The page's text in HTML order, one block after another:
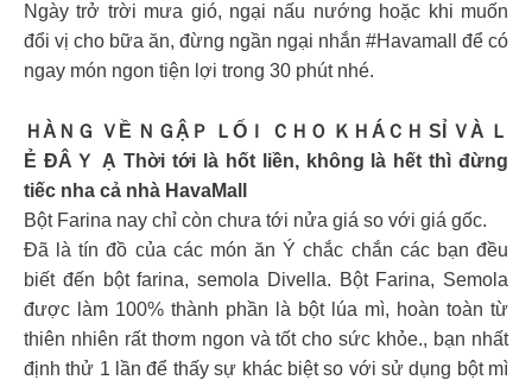
Ngày trở trời mưa gió, ngại nấu nướng hoặc khi muốn
đổi vị cho bữa ăn, đừng ngần ngại nhắn #Havamall để có
ngay món ngon tiện lợi trong 30 phút nhé.
ＨÀＮＧ ＶỀ ＮＧẬＰ ＬỐＩ ＣＨＯ ＫＨÁＣＨ SỈ ＶÀ Ｌ
Ẻ ĐÂＹ Ạ Thời tới là hốt liền, không là hết thì đừng
tiếc nha cả nhà HavaMall
Bột Farina nay chỉ còn chưa tới nửa giá so với giá gốc.
Đã là tín đồ của các món ăn Ý chắc chắn các bạn đều
biết đến bột farina, semola Divella. Bột Farina, Semola
được làm 100% thành phần là bột lúa mì, hoàn toàn từ
thiên nhiên rất thơm ngon và tốt cho sức khỏe., bạn nhất
định thử 1 lần để thấy sự khác biệt so với sử dụng bột mì